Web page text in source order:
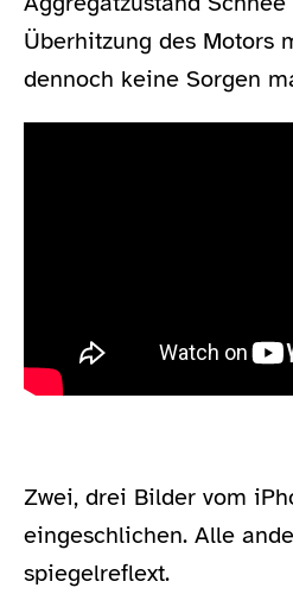
Überhitzung des Motors
dennoch keine Sorgen
Zwei, drei Bilder vom
eingeschlichen. Alle
spiegelreflext.